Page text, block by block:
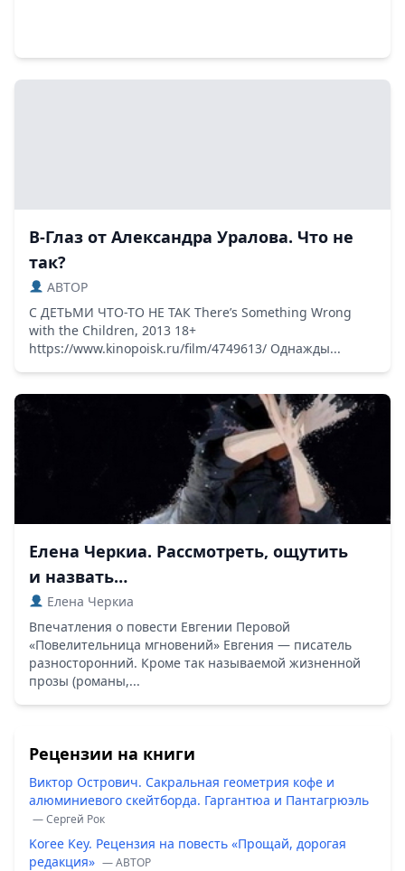
В-Глаз от Александра Уралова. Что не
так?
ABTOP
С ДЕТЬМИ ЧТО-ТО НЕ ТАК There’s Something Wrong
with the Children, 2013 18+
https://www.kinopoisk.ru/film/4749613/ Однажды...
Елена Черкиа. Рассмотреть, ощутить
и назвать…
Елена Черкиа
Впечатления о повести Евгении Перовой
«Повелительница мгновений» Евгения — писатель
разносторонний. Кроме так называемой жизненной
прозы (романы,...
Рецензии на книги
Виктор Острович. Сакральная геометрия кофе и
алюминиевого скейтборда. Гаргантюа и Пантагрюэль
— Сергей Рок
Koree Key. Рецензия на повесть «Прощай, дорогая
редакция» — ABTOP